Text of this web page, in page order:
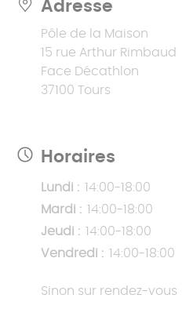
Adresse
Pôle de la Maison
15 rue Arthur Rimbaud
Face Décathlon
37100 Tours
Horaires
Lundi : 14:00-18:00
Mardi : 14:00-18:00
Jeudi : 14:00-18:00
Vendredi : 14:00-18:00
Sinon sur rendez-vous